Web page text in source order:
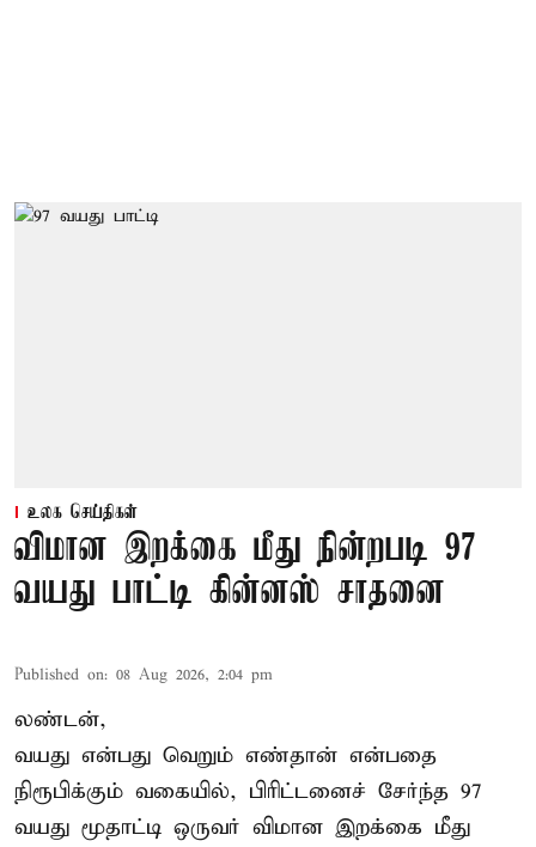
உலக செய்திகள்
விமான இறக்கை மீது நின்றபடி 97
வயது பாட்டி கின்னஸ் சாதனை
Published on: 08 Aug 2026, 2:04 pm
லண்டன்,
வயது என்பது வெறும் எண்தான் என்பதை
நிரூபிக்கும் வகையில், பிரிட்டனைச் சேர்ந்த 97
வயது மூதாட்டி ஒருவர் விமான இறக்கை மீது